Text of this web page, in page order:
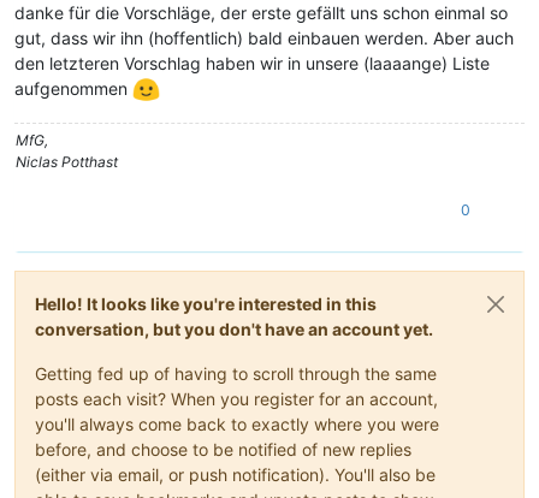
danke für die Vorschläge, der erste gefällt uns schon einmal so
gut, dass wir ihn (hoffentlich) bald einbauen werden. Aber auch
den letzteren Vorschlag haben wir in unsere (laaaange) Liste
aufgenommen
MfG,
Niclas Potthast
0
Hello! It looks like you're interested in this
conversation, but you don't have an account yet.
Getting fed up of having to scroll through the same
posts each visit? When you register for an account,
you'll always come back to exactly where you were
before, and choose to be notified of new replies
(either via email, or push notification). You'll also be